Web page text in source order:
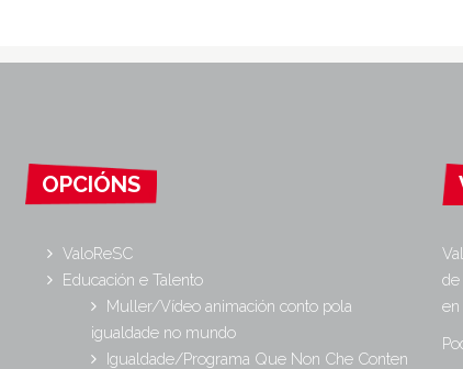
OPCIÓNS
ValoReSC
Educación e Talento
Muller/Vídeo animación conto pola
igualdade no mundo
Igualdade/Programa Que Non Che Conten
de
en